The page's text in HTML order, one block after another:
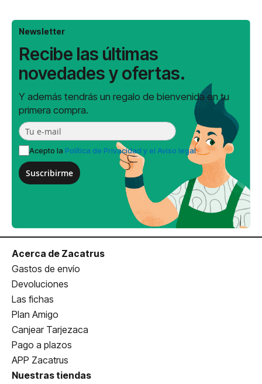
Newsletter
Recibe las últimas
novedades y ofertas.
Y además tendrás un regalo de bienvenida en tu
primera compra.
Acepto la Política de Privacidad y el Aviso legal
Suscribirme
Acerca de Zacatrus
Gastos de envío
Devoluciones
Las fichas
Plan Amigo
Canjear Tarjezaca
Pago a plazos
APP Zacatrus
Nuestras tiendas